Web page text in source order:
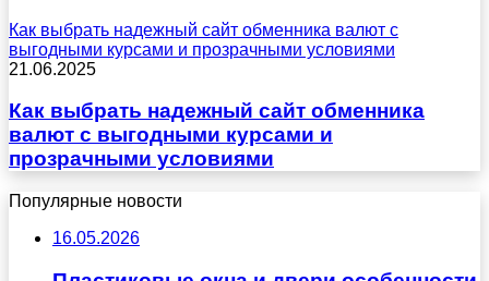
Как выбрать надежный сайт обменника валют с
выгодными курсами и прозрачными условиями
21.06.2025
Как выбрать надежный сайт обменника
валют с выгодными курсами и
прозрачными условиями
Популярные новости
16.05.2026